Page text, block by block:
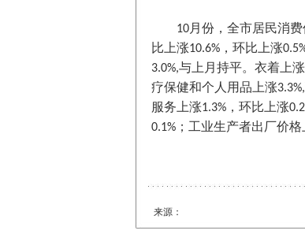
10月份，全市居民消
比上涨10.6% ，环比上涨
3.0%,与上月持平。衣着上涨
疗保健和个人用品上涨3.3%,
服务上涨1.3% ，环比上涨
0.1% ；工业生产者出厂价
来源：